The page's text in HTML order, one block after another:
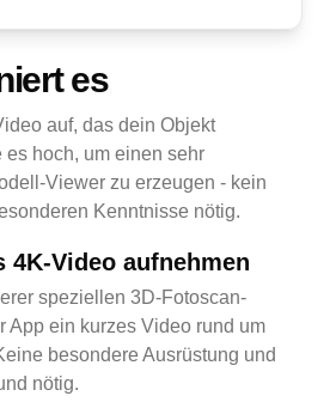
es
auf, das dein Objekt
es hoch, um einen sehr
Viewer zu erzeugen - kein
Kenntnisse nötig.
4K-Video aufnehmen
speziellen 3D-Fotoscan-
App ein kurzes Video rund um
besondere Ausrüstung und
nötig.